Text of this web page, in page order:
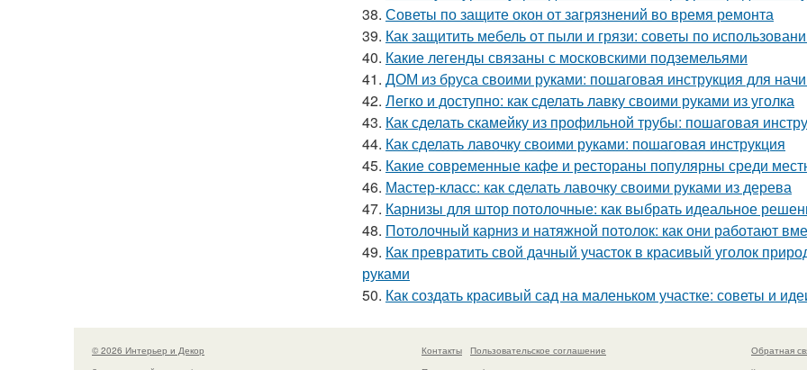
38. Советы по защите окон от загрязнений во время ремонта
39. Как защитить мебель от пыли и грязи: советы по
40. Какие легенды связаны с московскими подземельями
41. ДОМ из бруса своими руками: пошаговая инструкция для
42. Легко и доступно: как сделать лавку своими руками из уголка
43. Как сделать скамейку из профильной трубы: пошаговая
44. Как сделать лавочку своими руками: пошаговая инструкция
45. Какие современные кафе и рестораны популярны среди
46. Мастер-класс: как сделать лавочку своими руками из дерева
47. Карнизы для штор потолочные: как выбрать идеальное
48. Потолочный карниз и натяжной потолок: как они работают
49. Как превратить свой дачный участок в красивый уголок
руками
50. Как создать красивый сад на маленьком участке: советы и
© 2026 Интерьер и Декор Контакты
Пользовательское соглашение
Обратная